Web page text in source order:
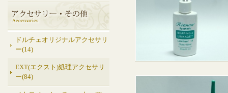
ドルチェオリジナルアクセサリ
ー(14)
EXT(エクスト)処理アクセサリ
ー(84)